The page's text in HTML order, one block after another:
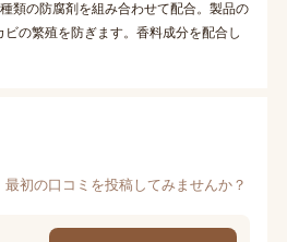
類の防腐剤を組み合わせて配合。製品の
の繁殖を防ぎます。香料成分を配合し
初の口コミを投稿してみませんか？